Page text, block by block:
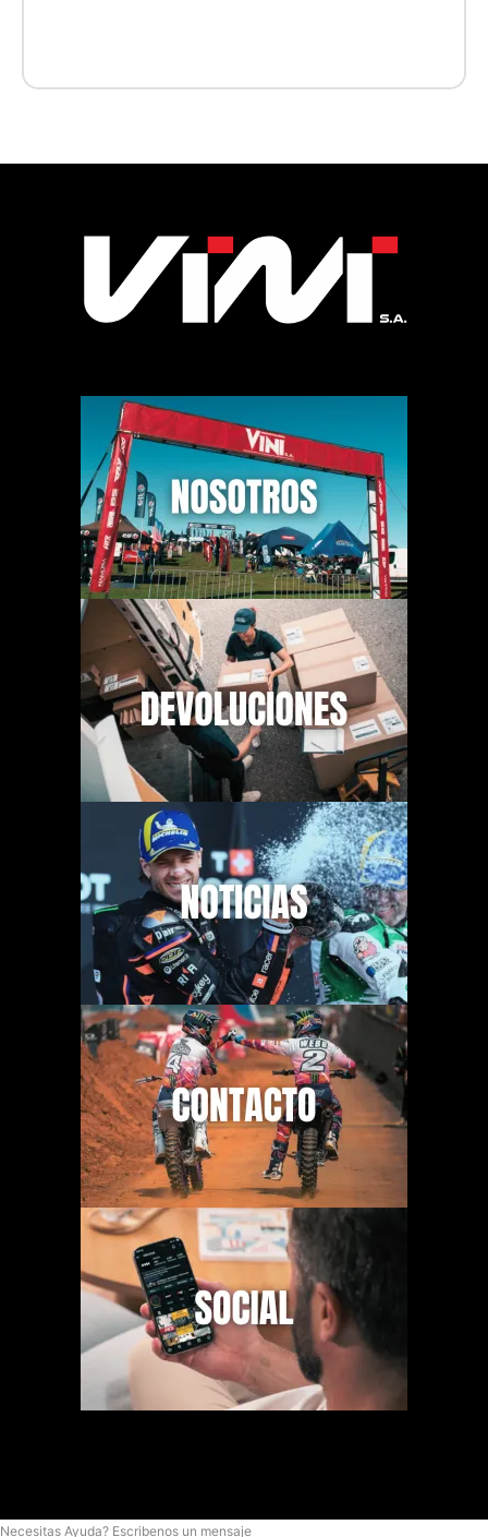
Necesitas Ayuda? Escribenos un mensaje